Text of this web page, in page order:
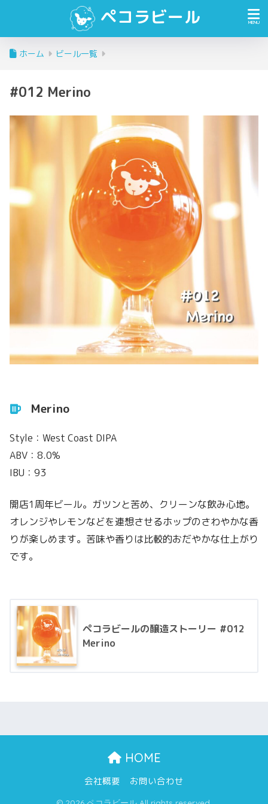
ペコラビール
ホーム ビール一覧
#012 Merino
Merino
Style：West Coast DIPA
ABV：8.0%
IBU：93
開店1周年ビール。ガツンと苦め、クリーンな飲み心地。
オレンジやレモンなどを連想させるホップのさわやかな香
りが楽しめます。苦味や香りは比較的おだやかな仕上がり
です。
ペコラビールの醸造ストーリー #012
Merino
HOME
会社概要 お問い合わせ